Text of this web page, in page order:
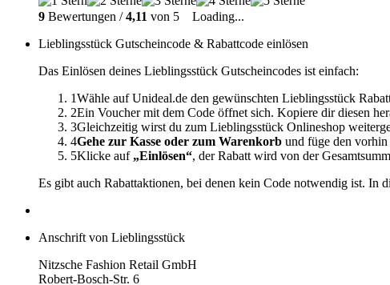
9 Bewertungen /4,11 von 5
Loading...
Lieblingsstück Gutscheincode & Rabattcode einlösen
Das Einlösen deines Lieblingsstück Gutscheincodes ist einfach:
1Wähle auf Unideal.de den gewünschten Lieblingsstück
2Ein Voucher mit dem Code öffnet sich. Kopiere dir diesen
3Gleichzeitig wirst du zum Lieblingsstück Onlineshop
4Gehe zur Kasse oder zum Warenkorb und füge den vorhin
5Klicke auf „Einlösen“, der Rabatt wird von der
Es gibt auch Rabattaktionen, bei denen kein Code notwendig ist. In
Anschrift von Lieblingsstück
Nitzsche Fashion Retail GmbH
Robert-Bosch-Str. 6